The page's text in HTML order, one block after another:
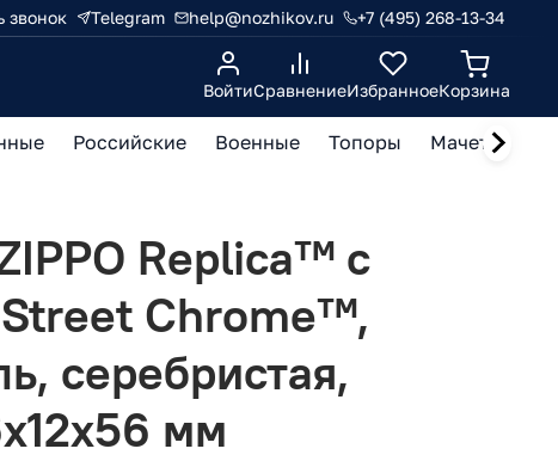
звонок Telegram help@nozhikov.ru +7 (495) 268-13-34
ВойтиСравнениеИзбранноеКорзина
Российские Военные Топоры Мачете,
Replica™ с
Chrome™,
серебристая,
мм